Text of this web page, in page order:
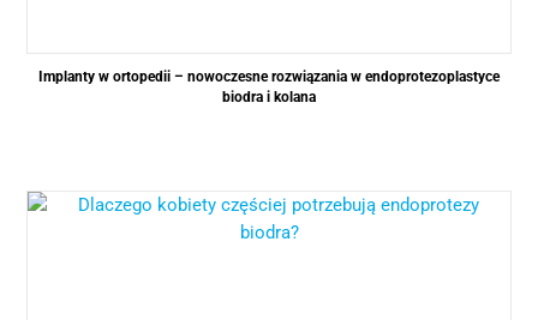
Implanty w ortopedii – nowoczesne rozwiązania w endoprotezoplastyce
biodra i kolana